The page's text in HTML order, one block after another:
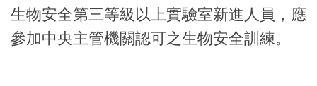
生物安全第三等級以上實驗室新進人員，應
參加中央主管機關認可之生物安全訓練。